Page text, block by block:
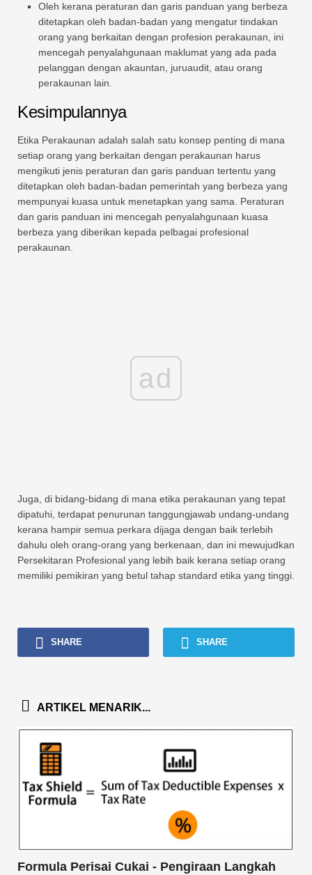
Oleh kerana peraturan dan garis panduan yang berbeza
ditetapkan oleh badan-badan yang mengatur tindakan
orang yang berkaitan dengan profesion perakaunan, ini
mencegah penyalahgunaan maklumat yang ada pada
pelanggan dengan akauntan, juruaudit, atau orang
perakaunan lain.
Kesimpulannya
Etika Perakaunan adalah salah satu konsep penting di mana
setiap orang yang berkaitan dengan perakaunan harus
mengikuti jenis peraturan dan garis panduan tertentu yang
ditetapkan oleh badan-badan pemerintah yang berbeza yang
mempunyai kuasa untuk menetapkan yang sama. Peraturan
dan garis panduan ini mencegah penyalahgunaan kuasa
berbeza yang diberikan kepada pelbagai profesional
perakaunan.
ad
Juga, di bidang-bidang di mana etika perakaunan yang tepat
dipatuhi, terdapat penurunan tanggungjawab undang-undang
kerana hampir semua perkara dijaga dengan baik terlebih
dahulu oleh orang-orang yang berkenaan, dan ini mewujudkan
Persekitaran Profesional yang lebih baik kerana setiap orang
memiliki pemikiran yang betul tahap standard etika yang tinggi.
SHARE SHARE
ARTIKEL MENARIK...
Formula Perisai Cukai - Pengiraan Langkah